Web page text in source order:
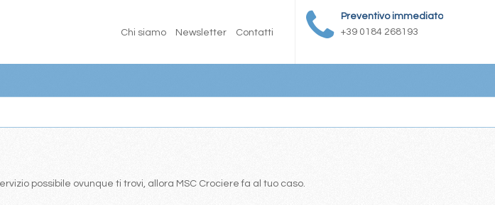
Preventivo immediato
+39 0184 268193
Chi siamo Newsletter Contatti
possibile ovunque ti trovi, allora MSC Crociere fa al tuo caso.